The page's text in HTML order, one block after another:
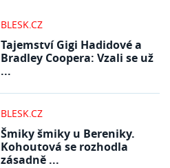
BLESK.CZ
Tajemství Gigi Hadidové a
Bradley Coopera: Vzali se už
...
BLESK.CZ
Šmiky šmiky u Bereniky.
Kohoutová se rozhodla
zásadně ...